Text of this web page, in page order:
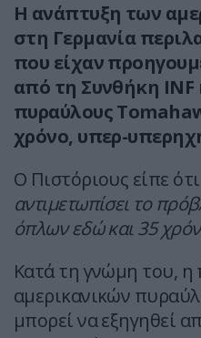
Η ανάπτυξη των
στη Γερμανία
που είχαν
από τη Συνθήκη INF
πυραύλους
χρόνο, υπερ-
Ο Πιστόριους είπε
αντιμετωπίσει το
όπλων εδώ και 35
Κατά τη γνώμη του, η
αμερικανικών
μπορεί να εξηγηθεί